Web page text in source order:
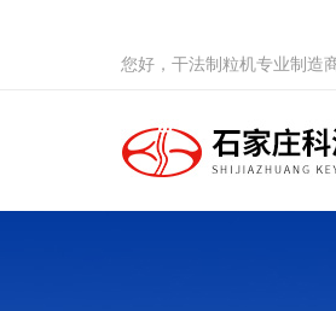
您好，干法制粒机专业制造